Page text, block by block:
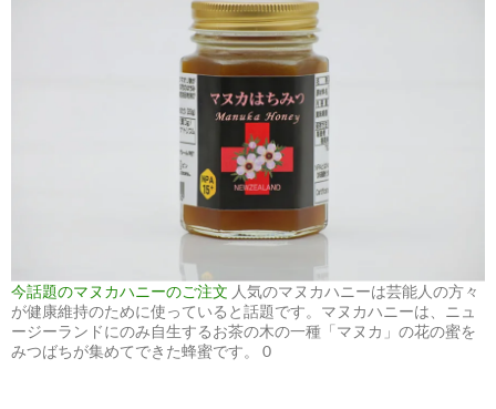
今話題のマヌカハニーのご注文 人気のマヌカハニーは芸能人の方々
が健康維持のために使っていると話題です。マヌカハニーは、ニュ
ージーランドにのみ自生するお茶の木の一種「マヌカ」の花の蜜を
みつばちが集めてできた蜂蜜です。 0